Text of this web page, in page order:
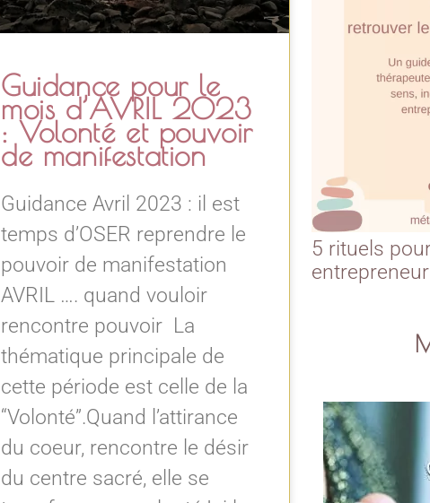
Guidance pour le
mois d’AVRIL 2023
: Volonté et pouvoir
de manifestation
Guidance Avril 2023 : il est
temps d’OSER reprendre le
pouvoir de manifestation
AVRIL …. quand vouloir
rencontre pouvoir La
thématique principale de
cette période est celle de la
“Volonté”.Quand l’attirance
du coeur, rencontre le désir
du centre sacré, elle se
5 rituels